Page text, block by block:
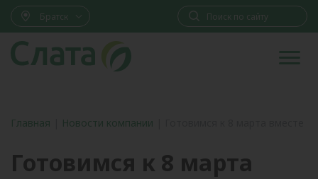
Братск
Главная Новости компании
Готовимся к 8 марта